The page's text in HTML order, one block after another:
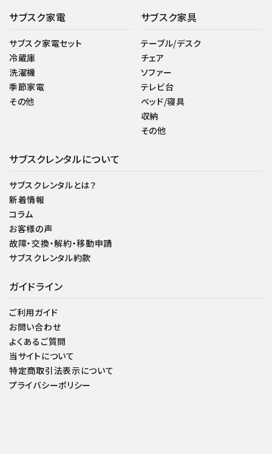
サブスク家電
サブスク家電セット
冷蔵庫
洗濯機
季節家電
その他
サブスク家具
テーブル/デスク
チェア
ソファー
テレビ台
ベッド/寝具
収納
その他
サブスクレンタルについて
サブスクレンタルとは？
新着情報
コラム
お客様の声
故障・交換・解約・移動申請
サブスクレンタル約款
ガイドライン
ご利用ガイド
お問い合わせ
よくあるご質問
当サイトについて
特定商取引法表示について
プライバシーポリシー